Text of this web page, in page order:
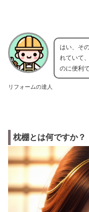
リフォームの達人
はい、そ
れていて
のに便利で
枕棚とは何ですか？